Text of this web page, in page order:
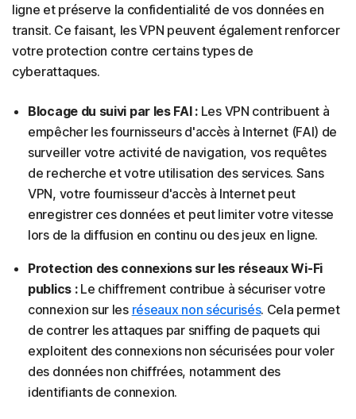
ligne et préserve la confidentialité de vos données en
transit. Ce faisant, les VPN peuvent également renforcer
votre protection contre certains types de
cyberattaques.
Blocage du suivi par les FAI : Les VPN contribuent à
empêcher les fournisseurs d'accès à Internet (FAI) de
surveiller votre activité de navigation, vos requêtes
de recherche et votre utilisation des services. Sans
VPN, votre fournisseur d'accès à Internet peut
enregistrer ces données et peut limiter votre vitesse
lors de la diffusion en continu ou des jeux en ligne.
Protection des connexions sur les réseaux Wi-Fi
publics :Le chiffrement contribue à sécuriser votre
connexion sur les réseaux non sécurisés. Cela permet
de contrer les attaques par sniffing de paquets qui
exploitent des connexions non sécurisées pour voler
des données non chiffrées, notamment des
identifiants de connexion.